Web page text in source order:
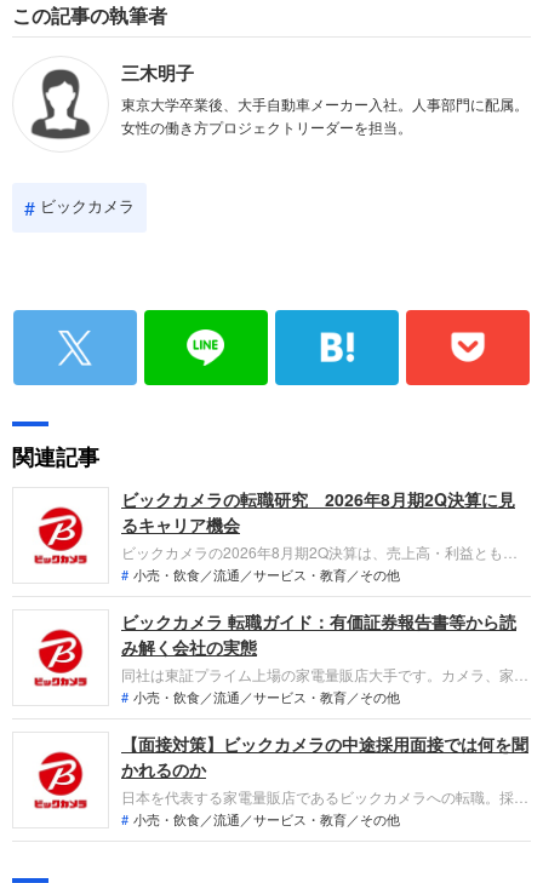
この記事の執筆者
三木明子
東京大学卒業後、大手自動車メーカー入社。人事部門に配属。
女性の働き方プロジェクトリーダーを担当。
ビックカメラ
関連記事
ビックカメラの転職研究 2026年8月期2Q決算に見
るキャリア機会
ビックカメラの2026年8月期2Q決算は、売上高・利益ともに
過去最高を更新。新PB「ビックアイデア」の始動やインバウ
ンド需要の取り込みにより成長が加速しています。「なぜ今ビ
ックカメラなのか？」という視点で、店舗改革や商品開発、中
古リユース市場で転職希望者が担える役割を整理します。
小売・飲食／流通／サービス・教育／その他
ビックカメラ 転職ガイド：有価証券報告書等から読
み解く会社の実態
同社は東証プライム上場の家電量販店大手です。カメラ、家電
製品、PC、携帯電話などの物品販売を主軸とし、都市型駅前
店舗やECサイトを展開しています。2025年8月期の連結業績
は、売上高・各段階利益ともに過去最高を更新し、増収増益を
達成しました。
小売・飲食／流通／サービス・教育／その他
【面接対策】ビックカメラの中途採用面接では何を聞
かれるのか
日本を代表する家電量販店であるビックカメラへの転職。採用
面接は新卒の場合と違い、これまでの仕事への取り組み方や成
果を具体的に問われるほか、キャリアシートだけでは見えてこ
小売・飲食／流通／サービス・教育／その他